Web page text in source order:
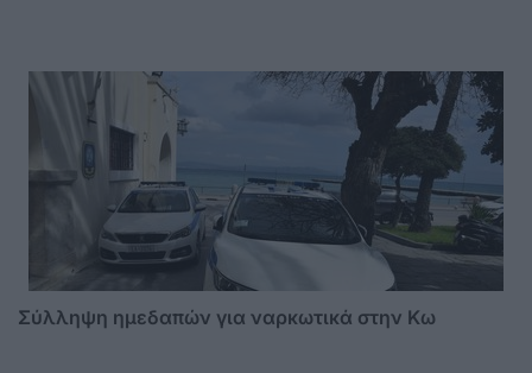
Σύλληψη ημεδαπών για ναρκωτικά στην Κω